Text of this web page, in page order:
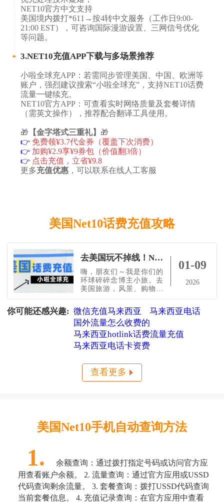
​​​​NET10官方中文支持​​​​
美国境内拨打*611→按4转中文服务（工作日9:00-
21:00 EST），可咨询国际漫游设置、三网信号优化
等问题。
3.NET10充值APP下载与多场景推荐​
小啦全球充APP​​​​：若需同步管理美国、中国、欧洲等
账户，强烈建议搜索“小啦全球充”，支持NET10话费
流量一键续充。
​​​NET10官方APP​​​​：可查看实时网络质量及套餐详情
（需英文操作），推荐配合翻译工具使用。
🎁 【金字塔式三重礼】 🎁
👉 免费领¥3.7代金券（覆盖下次消费）
👉 加购¥2.9享¥9券包（价值翻3倍）
👉 点击充值，立省¥9.8
更多充值优惠，可以联系在线人工客服
美国Net10话费充值攻略
去美国玩不掉线！NET10查余额+跨国充值超简单教程（小啦全球充亲测）
嗨，朋友们～我是你们的
环球碎碎念博主小旅。去
美国旅游，风景、购物、
个“隐形刚需”更不能忽视
——网络！今天我就跟你
唠唠：美国NET10查询方
式、国内也能帮美国号码
充话费的方法，外加一份
美国旅游小贴士，让你旅
好玩之处城市体验：纽约
看百老汇、洛杉矶逛好
01-09
2026
你可能还感兴趣: 微信充值马来西亚
马来西亚电话
国外流量怎么收费的
马来西亚hotlink话费流量充值
马来西亚电话卡资费
查看更多
美国Net10手机自动查询方法
1.
余额查询：通过拨打指定号码或访问官方应
用查看账户余额。 2. 流量查询：通过官方应用或USSD
代码查询剩余流量。 3. 套餐查询：拨打USSD代码查询
当前套餐信息。 4. 充值记录查询：在官方应用中查看